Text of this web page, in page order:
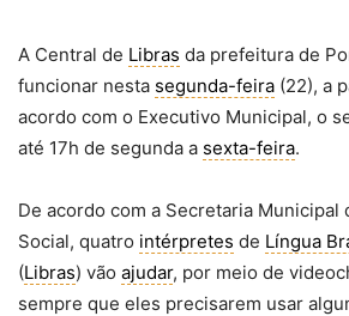
A Central de Libras da prefeitura de
funcionar nesta segunda-feira (22), a
acordo com o Executivo Municipal, o
até 17h de segunda a sexta-feira.
De acordo com a Secretaria Municipal
Social, quatro intérpretes de Língua
(Libras) vão ajudar, por meio de
sempre que eles precisarem usar